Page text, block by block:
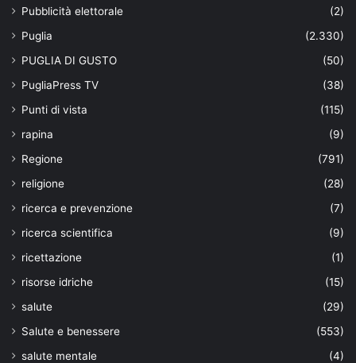
Pubblicità elettorale
(2)
Puglia
(2.330)
PUGLIA DI GUSTO
(50)
PugliaPress TV
(38)
Punti di vista
(115)
rapina
(9)
Regione
(791)
religione
(28)
ricerca e prevenzione
(7)
ricerca scientifica
(9)
ricettazione
(1)
risorse idriche
(15)
salute
(29)
Salute e benessere
(553)
salute mentale
(4)